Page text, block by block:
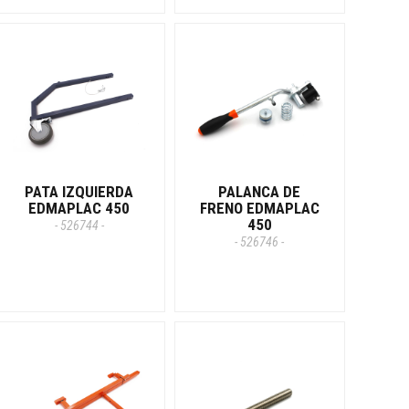
PATA IZQUIERDA
EDMAPLAC 450
- 526744 -
PALANCA DE
FRENO EDMAPLAC
450
- 526746 -